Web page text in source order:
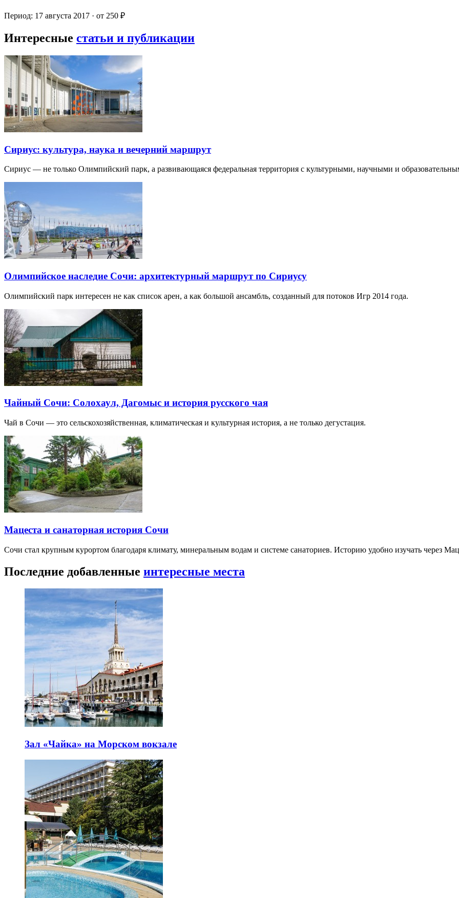
Период: 17 августа 2017 · от 250 ₽
Интересные статьи и публикации
Сириус: культура, наука и вечерний маршрут
Сириус — не только Олимпийский парк, а развивающаяся федеральная территория с культурными, научными и
Олимпийское наследие Сочи: архитектурный маршрут по Сириусу
Олимпийский парк интересен не как список арен, а как большой ансамбль, созданный для потоков Игр 2014 года.
Чайный Сочи: Солохаул, Дагомыс и история русского чая
Чай в Сочи — это сельскохозяйственная, климатическая и культурная история, а не только дегустация.
Мацеста и санаторная история Сочи
Сочи стал крупным курортом благодаря климату, минеральным водам и системе санаториев. Историю удобно изучать через
Последние добавленные интересные места
Зал «Чайка» на Морском вокзале